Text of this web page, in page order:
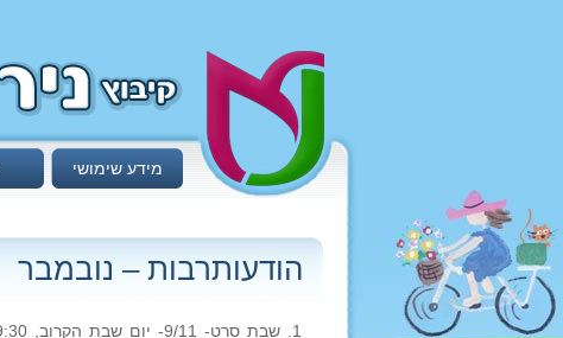
מידע שימושי
הודעותרבות – נובמבר